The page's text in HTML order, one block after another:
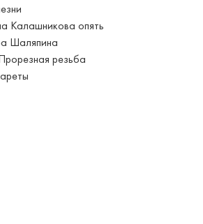
Калашникова опять
Шаляпина
резьба